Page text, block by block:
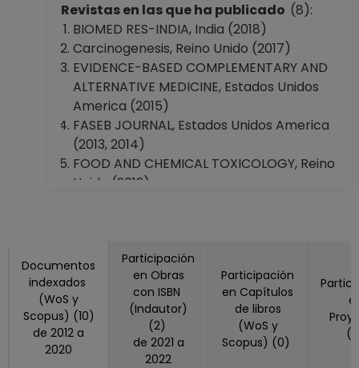
Facultad de
Química
Desde 01-10-2015
hasta 15-01-2016
PROFESOR
No Definitivo
Química
Revistas en las que ha publicado (8):
BIOMED RES-INDIA, India (2018)
Carcinogenesis, Reino Unido (2017)
EVIDENCE-BASED COMPLEMENTARY AND
ALTERNATIVE MEDICINE, Estados Unidos
America (2015)
FASEB JOURNAL, Estados Unidos America
(2013, 2014)
FOOD AND CHEMICAL TOXICOLOGY, Reino
Unido (2012)
TOXICOLOGY IN VITRO, Reino Unido (2016,
2020)
TOXICOLOGY LETTERS, Irlanda (2020)
Documentos
indexados
(WoS y
Scopus) (10)
de 2012 a
2020
Participación
en Obras
con ISBN
(Indautor)
(2)
de 2021 a
2022
Participación
en Capítulos
de libros
(WoS y
Scopus) (0)